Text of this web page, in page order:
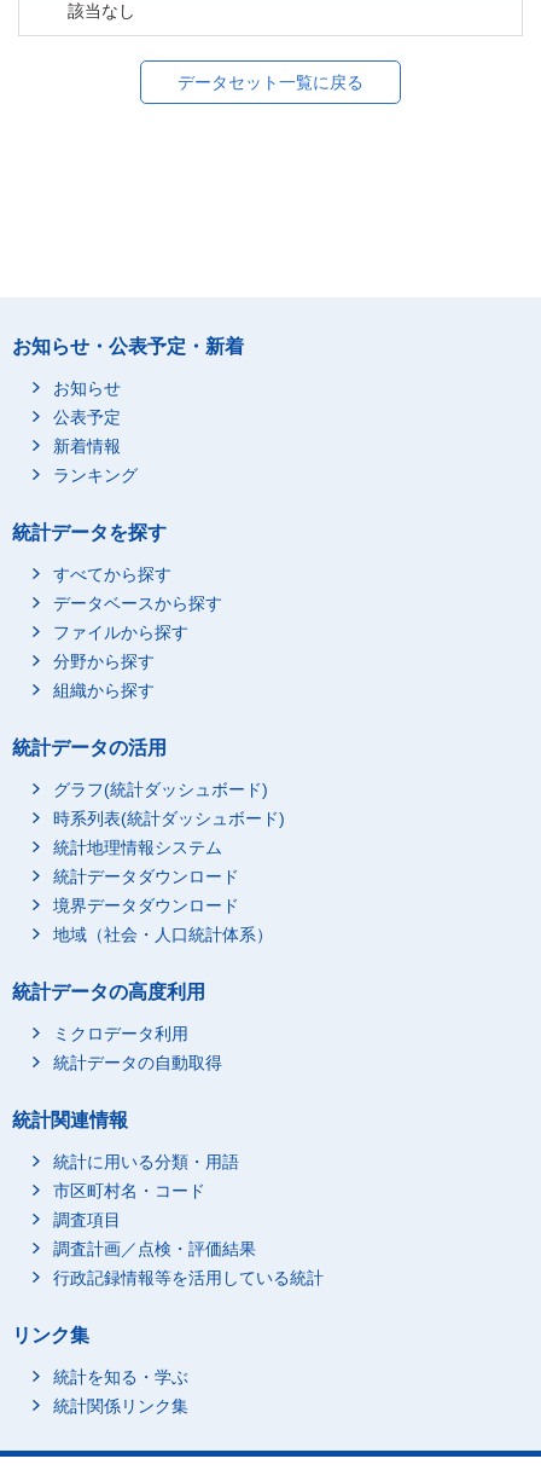
該当なし
データセット一覧に戻る
お知らせ・公表予定・新着
お知らせ
公表予定
新着情報
ランキング
統計データを探す
すべてから探す
データベースから探す
ファイルから探す
分野から探す
組織から探す
統計データの活用
グラフ(統計ダッシュボード)
時系列表(統計ダッシュボード)
統計地理情報システム
統計データダウンロード
境界データダウンロード
地域（社会・人口統計体系）
統計データの高度利用
ミクロデータ利用
統計データの自動取得
統計関連情報
統計に用いる分類・用語
市区町村名・コード
調査項目
調査計画／点検・評価結果
行政記録情報等を活用している統計
リンク集
統計を知る・学ぶ
統計関係リンク集